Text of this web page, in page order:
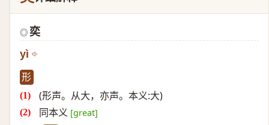
◎ 奕
yì
形
(形声。从大，亦声。本义:大)
同本义 [great]